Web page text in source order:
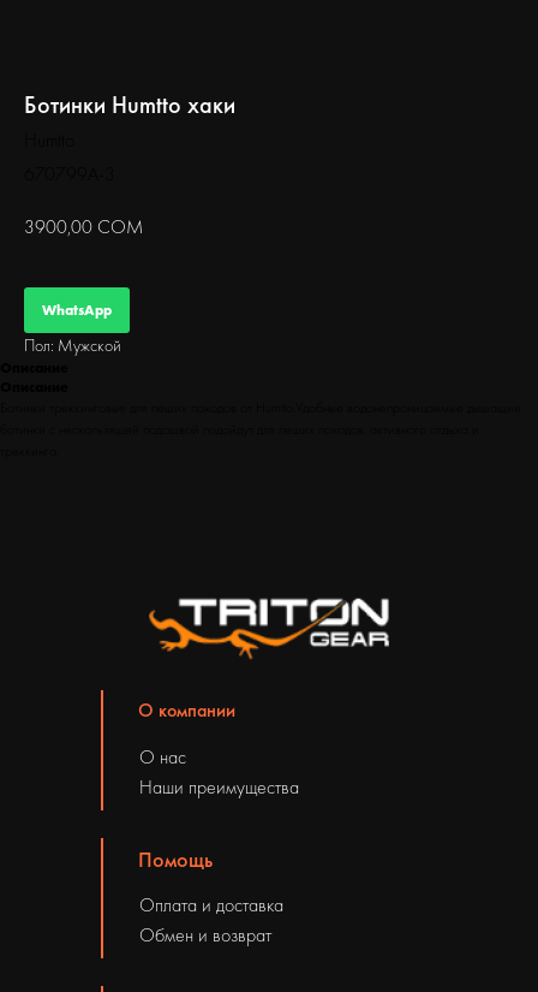
Ботинки Humtto хаки
3900,00 СОМ
WhatsApp
Пол: Мужской
О компании
О нас
Наши преимущества
Помощь
Оплата и доставка
Обмен и возврат